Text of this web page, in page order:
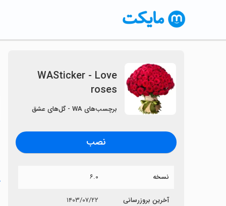
WASticker - Love
roses
برچسب‌های WA - گل‌های عشق
نصب
نسخه ۶.۰
آخرین بروزرسانی ۱۴۰۳/۰۷/۲۲